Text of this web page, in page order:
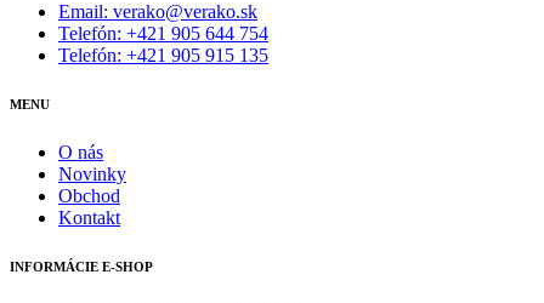
Email: verako@verako.sk
Telefón: +421 905 644 754
Telefón: +421 905 915 135
MENU
O nás
Novinky
Obchod
Kontakt
INFORMÁCIE E-SHOP